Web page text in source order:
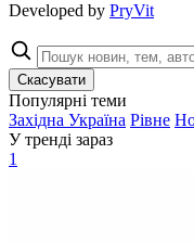
Developed by PryVit
Скасувати
Популярні теми
Західна Україна Рівне
У тренді зараз
1